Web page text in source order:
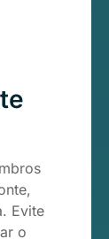
Evite
o